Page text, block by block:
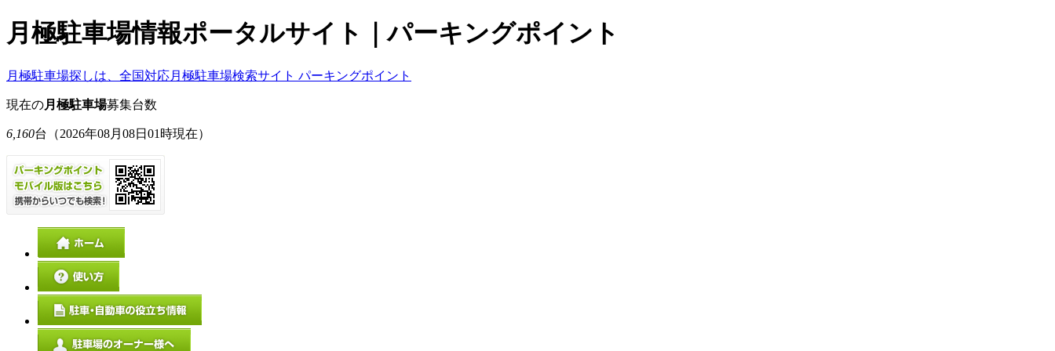
月極駐車場情報ポータルサイト｜パーキングポイント
月極駐車場探しは、全国対応月極駐車場検索サイト パーキングポイント
現在の月極駐車場募集台数
6,160台 （2026年08月08日01時現在）